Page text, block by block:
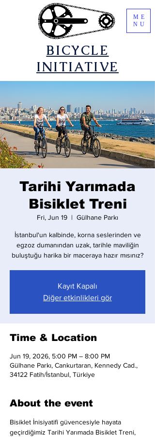
​BICYCLE
INITIATIVE
ME
NU
Tarihi Yarımada
Bisiklet Treni
Fri, Jun 19
  |
Gülhane Parkı
İstanbul'un kalbinde, korna seslerinden ve
egzoz dumanından uzak, tarihle maviliğin
buluştuğu harika bir maceraya hazır mısınız?
Kayıt Kapalı
Diğer etkinlikleri gör
Time & Location
Jun 19, 2026, 5:00 PM – 8:00 PM
Gülhane Parkı, Cankurtaran, Kennedy Cad.,
34122 Fatih/İstanbul, Türkiye
About the event
Bisiklet İnisiyatifi güvencesiyle hayata
geçirdiğimiz Tarihi Yarımada Bisiklet Treni,